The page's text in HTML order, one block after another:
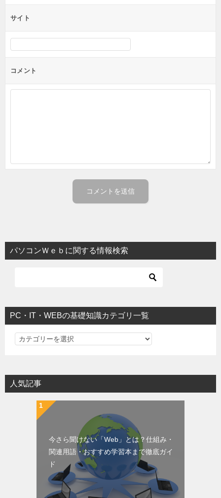
サイト
コメント
パソコンＷｅｂに関する情報検索
PC・IT・WEBの基礎知識カテゴリ一覧
PC・IT・WEBの基礎知識カテゴリ一覧
人気記事
今さら聞けない「Web」とは？仕組み・
関連用語・おすすめ学習本まで徹底ガイ
ド